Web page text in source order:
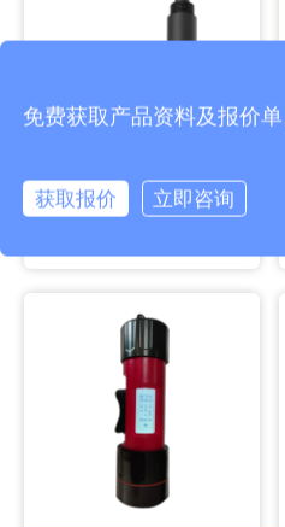
免费获取产品资料及报价
获取报价 立即咨询